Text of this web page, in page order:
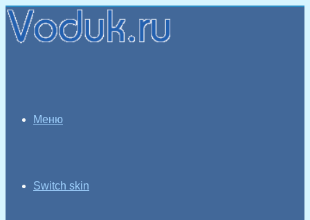
Меню
Switch skin